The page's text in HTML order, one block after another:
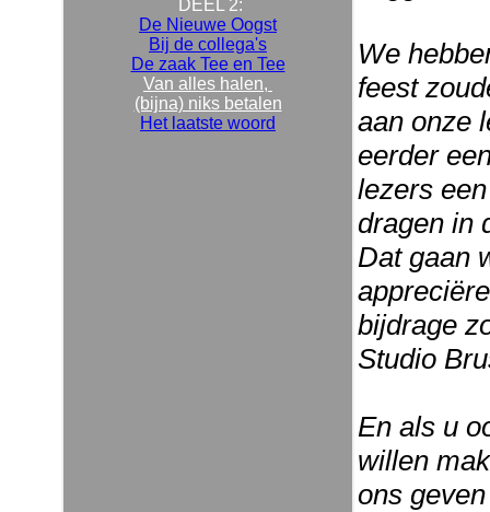
DEEL 2:
De Nieuwe Oogst
Bij de collega's
De zaak Tee en Tee
Van alles halen,
(bijna) niks betalen
Het laatste woord
We
feest
aan onze
eerder
lezers
dragen in
Dat gaan
bijdrage
Studio
En als u
willen
ons